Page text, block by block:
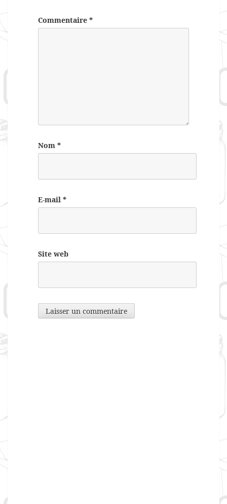
Commentaire *
Nom *
E-mail *
Site web